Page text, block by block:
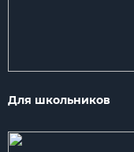
Для школьников